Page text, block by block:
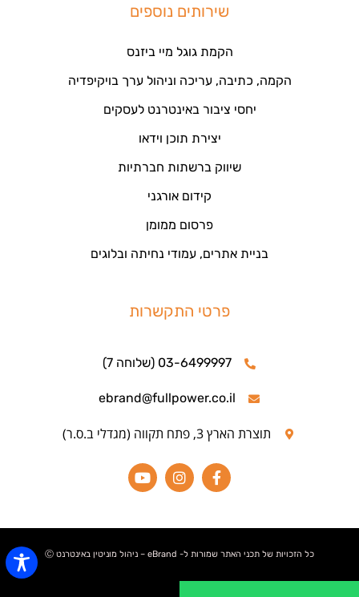
שירותים נוספים
הקמת גוגל מיי ביזנס
הקמה, כתיבה, עריכה וניהול ערך בויקיפדיה
יחסי ציבור באינטרנט לעסקים
יצירת תוכן וידאו
שיווק ברשתות חברתיות
קידום אורגני
פרסום ממומן
בניית אתרים, עמודי נחיתה ובלוגים
פרטי התקשרות
03-6499997 (שלוחה 7)
ebrand@fullpower.co.il
תוצרת הארץ 3, פתח תקווה (מגדלי ב.ס.ר)
כל הזכויות של תכני האתר שמורות ל- eBrand – ניהול מוניטין באינטרנט Ⓒ